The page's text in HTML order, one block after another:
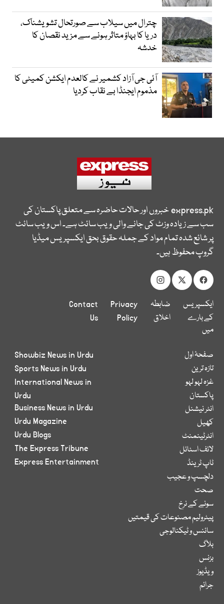
چترال میں سیلاب سے صورتحال تشویشناک،
دریا کا بہاؤ متاثر ہونے سے مزید نقصان کا
خدشہ
آئی جی آزاد کشمیر نے کالعدم ایکشن کمیٹی کا
مذموم ایجنڈا بے نقاب کردیا
express.pkخبروں اور حالات حاضرہ سے متعلق پاکستان کی
سب سے زیادہ وزٹ کی جانے والی ویب سائٹ ہے۔ اس ویب سائٹ
پر شائع شدہ تمام مواد کے جملہ حقوق بحق ایکسپریس میڈیا
گروپ محفوظ ہیں۔
ایکسپریس
کے بارے
میں
ضابطہ
اخلاق
Privacy
Policy
Contact
Us
صفحۂ اول
تازہ ترین
غزہ لہو لہو
پاکستان
انٹر نیشنل
کھیل
انٹرٹینمنٹ
لائف اسٹائل
ٹاپ ٹرینڈ
دلچسپ و عجیب
صحت
سونے کے نرخ
پیٹرولیم مصنوعات کی قیمتیں
سائنس و ٹیکنالوجی
بلاگ
بزنس
ویڈیوز
جرائم
Showbiz News in Urdu
Sports News in Urdu
International News in
Urdu
Business News in Urdu
Urdu Magazine
Urdu Blogs
The Express Tribune
Express Entertainment